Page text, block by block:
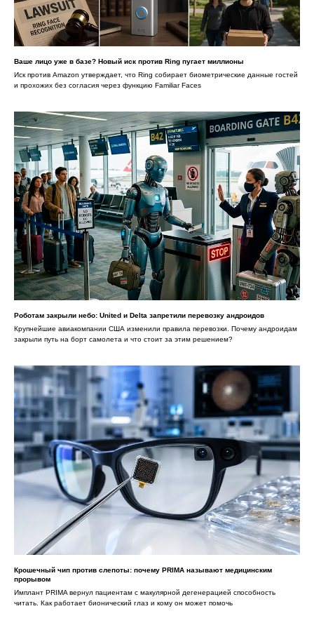
Ваше лицо уже в базе? Новый иск против Ring пугает миллионы
Иск против Amazon утверждает, что Ring собирает биометрические данные гостей
и прохожих без согласия через функцию Familiar Faces
Роботам закрыли небо: United и Delta запретили перевозку андроидов
Крупнейшие авиакомпании США изменили правила перевозки. Почему андроидам
закрыли путь на борт самолета и что стоит за этим решением?
Крошечный чип против слепоты: почему PRIMA называют медицинским
прорывом
Имплант PRIMA вернул пациентам с макулярной дегенерацией способность
читать. Как работает бионический глаз и кому он может помочь